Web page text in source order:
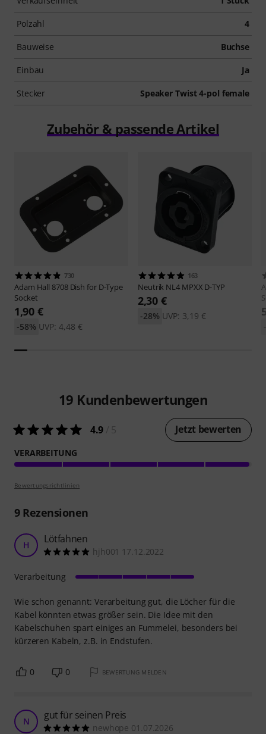
Polzahl 4
Bauweise Buchse
Einbau Ja
Stecker Speaker Twist 4-pol female
Zubehör & passende Artikel
730
Adam Hall 8708 Dish for D-Type
Socket
1,90 €
UVP: 4,48 €
-58%
163
Neutrik NL4 MPXX D-TYP
2,30 €
UVP: 3,19 €
-28%
19 Kundenbewertungen
4.9 Jetzt bewerten
VERARBEITUNG
Bewertungsrichtlinien
9Rezensionen
H Lötfahnen
hjh001 17.12.2022
Wie schon genannt: Verarbeitung gut, die Löcher für die
Kabel könnten etwas größer sein. Die Idee mit den
Kabelschuhen spart einiges an Fummelei, besonders bei
kürzeren Kabeln, z.B. in Endstufen.
Verarbeitung
0 0 BEWERTUNG MELDEN
N gut für seinen Preis
newhope 01.07.2026